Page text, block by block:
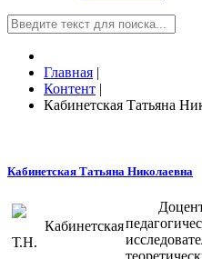
Главная |
Контент |
Кабинетская Татьяна
Кабинетская Татьяна Николаевна